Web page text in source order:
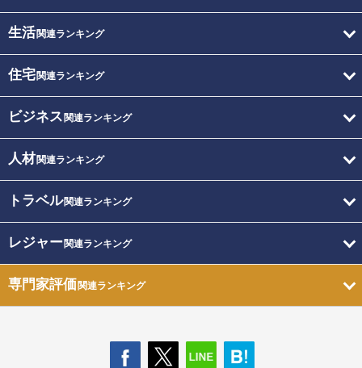
生活関連ランキング
住宅関連ランキング
ビジネス 関連ランキング
人材関連ランキング
トラベル関連ランキング
レジャー関連ランキング
専門家評価関連ランキング